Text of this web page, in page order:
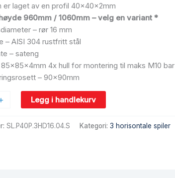
er laget av en profil 40x40x2mm
960mm / 1060mm – velg en variant *
– rør 16 mm
– AISI 304 rustfritt stål
– sateng
85x85x4mm 4x hull for montering til maks M10 bar
– 90x90mm
Legg i handlekurv
SL.P40P.3HD16.04.S Kategori: 3 horisontale spiler